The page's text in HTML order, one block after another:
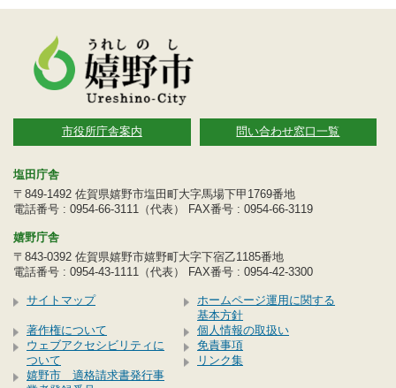
市役所庁舎案内 問い合わせ窓口一覧
塩田庁舎
〒849-1492 佐賀県嬉野市塩田町大字馬場下甲1769番地
電話番号 : 0954-66-3111（代表） FAX番号 : 0954-66-3119
嬉野庁舎
〒843-0392 佐賀県嬉野市嬉野町大字下宿乙1185番地
電話番号 : 0954-43-1111（代表） FAX番号 : 0954-42-3300
サイトマップ
ホームページ運用に関する
基本方針
著作権について
個人情報の取扱い
ウェブアクセシビリティに
ついて
免責事項
リンク集
嬉野市 適格請求書発行事